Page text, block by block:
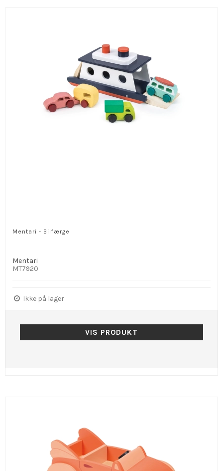
Mentari - Bilfærge
Mentari
MT7920
Ikke på lager
VIS PRODUKT